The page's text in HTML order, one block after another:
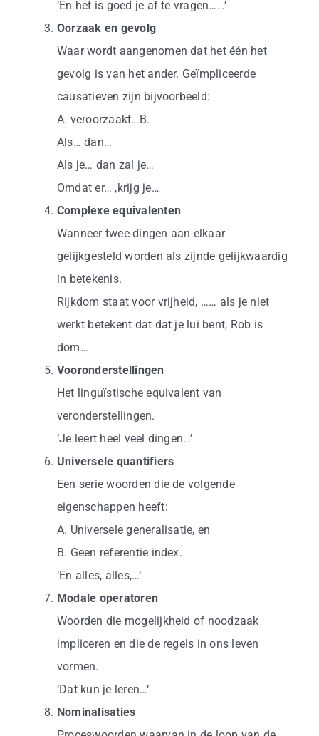
‘En het is goed je af te vragen……’
Oorzaak en gevolg
Waar wordt aangenomen dat het één het
gevolg is van het ander. Geïmpliceerde
causatieven zijn bijvoorbeeld:
A. veroorzaakt…B.
Als… dan…
Als je… dan zal je…
Omdat er… ,krijg je…
Complexe equivalenten
Wanneer twee dingen aan elkaar
gelijkgesteld worden als zijnde gelijkwaardig
in betekenis.
Rijkdom staat voor vrijheid, …… als je niet
werkt betekent dat dat je lui bent, Rob is
dom…
Vooronderstellingen
Het linguïstische equivalent van
veronderstellingen.
‘Je leert heel veel dingen…’
Universele quantifiers
Een serie woorden die de volgende
eigenschappen heeft:
A. Universele generalisatie, en
B. Geen referentie index.
‘En alles, alles,…‘
Modale operatoren
Woorden die mogelijkheid of noodzaak
impliceren en die de regels in ons leven
vormen.
‘Dat kun je leren…‘
Nominalisaties